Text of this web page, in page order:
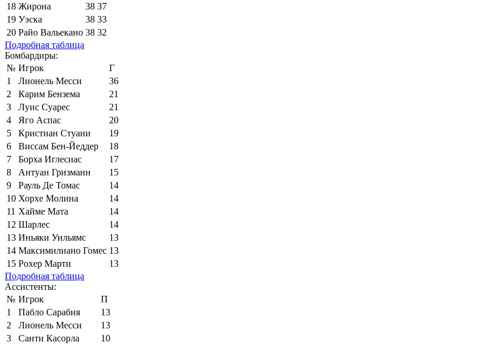
18 Жирона 38 37
19 Уэска 38 33
20 Райо Вальекано 38 32
Подробная таблица
Бомбардиры:
№ Игрок
Г
1
Лионель Месси
36
2
Карим Бензема
21
3
Луис Суарес
21
4
Яго Аспас
20
5
Кристиан Стуани
19
6
Виссам Бен-Йеддер
18
7
Борха Иглесиас
17
8
Антуан Гризманн
15
9
Рауль Де Томас
14
10 Хорхе Молина
14
11 Хайме Мата
14
12 Шарлес
14
13 Иньяки Уильямс
13
14 Максимилиано Гомес 13
15 Рохер Марти
13
Подробная таблица
Ассистенты:
№ Игрок
П
1
Пабло Сарабия
13
2
Лионель Месси
13
3
Санти Касорла
10